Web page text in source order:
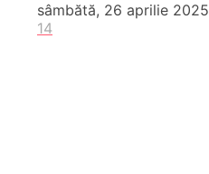
sâmbătă, 26 aprilie 2025
14